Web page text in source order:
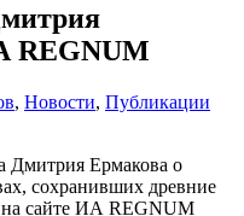
REGNUM
, Новости, Публикации
Дмитрия Ермакова о
сохранивших древние
сайте ИА REGNUM